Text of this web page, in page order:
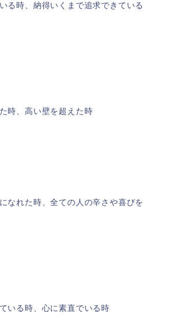
る時、納得いくまで追求できている
時、高い壁を超えた時
なれた時、全ての人の辛さや喜びを
いる時、心に素直でいる時